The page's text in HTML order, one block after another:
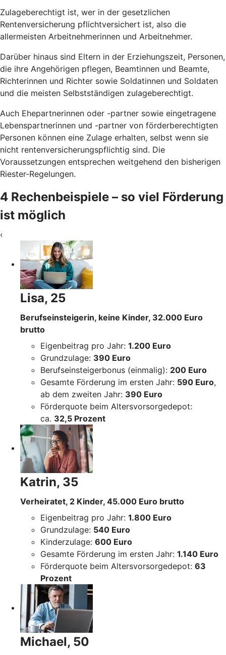
Zulageberechtigt ist, wer in der gesetzlichen
Rentenversicherung pflichtversichert ist, also die
allermeisten Arbeitnehmerinnen und Arbeitnehmer.
Darüber hinaus sind Eltern in der Erziehungszeit, Personen,
die ihre Angehörigen pflegen, Beamtinnen und Beamte,
Richterinnen und Richter sowie Soldatinnen und Soldaten
und die meisten Selbstständigen zulageberechtigt.
Auch Ehepartnerinnen oder -partner sowie eingetragene
Lebenspartnerinnen und -partner von förderberechtigten
Personen können eine Zulage erhalten, selbst wenn sie
nicht rentenversicherungspflichtig sind. Die
Voraussetzungen entsprechen weitgehend den bisherigen
Riester-Regelungen.
4 Rechenbeispiele – so viel Förderung
ist möglich
‹
Lisa, 25
Berufseinsteigerin, keine Kinder, 32.000 Euro
brutto
Eigenbeitrag pro Jahr: 1.200 Euro
Grundzulage: 390 Euro
Berufseinsteigerbonus (einmalig): 200 Euro
Gesamte Förderung im ersten Jahr: 590 Euro,
ab dem zweiten Jahr: 390 Euro
Förderquote beim Altersvorsorgedepot:
ca. 32,5 Prozent
Katrin, 35
Verheiratet, 2 Kinder, 45.000 Euro brutto
Eigenbeitrag pro Jahr: 1.800 Euro
Grundzulage: 540 Euro
Kinderzulage: 600 Euro
Gesamte Förderung im ersten Jahr: 1.140 Euro
Förderquote beim Altersvorsorgedepot: 63
Prozent
Michael, 50